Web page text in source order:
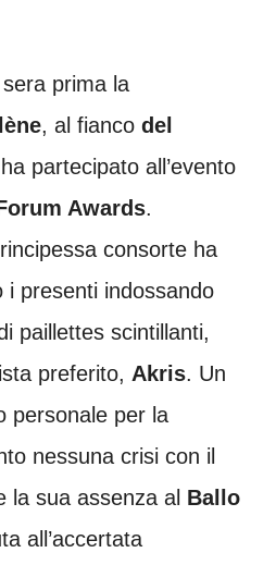
prima la
, al fianco del
partecipato all’evento
Awards.
consorte ha
i presenti indossando
paillettes scintillanti,
preferito, Akris. Un
personale per la
nessuna crisi con il
la sua assenza al Ballo
all’accertata